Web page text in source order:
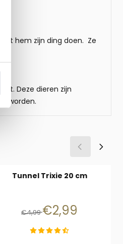
hem zijn ding doen. Ze
Deze dieren zijn
worden.
Tunnel Trixie 20 cm
Van 4,99 voor 2,99
€4,99€2,99